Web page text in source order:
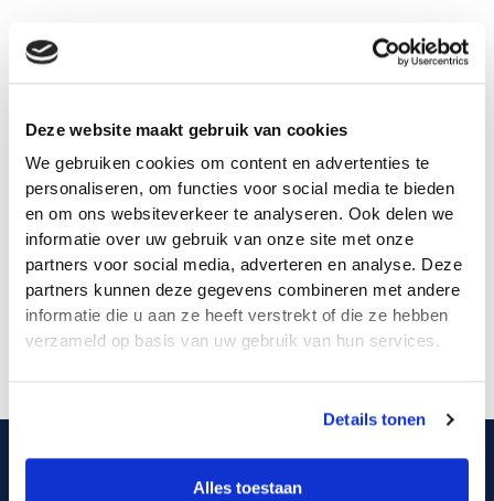
Deze website maakt gebruik van cookies
We gebruiken cookies om content en advertenties te
personaliseren, om functies voor social media te bieden
en om ons websiteverkeer te analyseren. Ook delen we
informatie over uw gebruik van onze site met onze
partners voor social media, adverteren en analyse. Deze
partners kunnen deze gegevens combineren met andere
informatie die u aan ze heeft verstrekt of die ze hebben
verzameld op basis van uw gebruik van hun services.
Details tonen
Alles toestaan
May 22, 2026
Wat is een probleemanalyse van...
Informatie aanvragen